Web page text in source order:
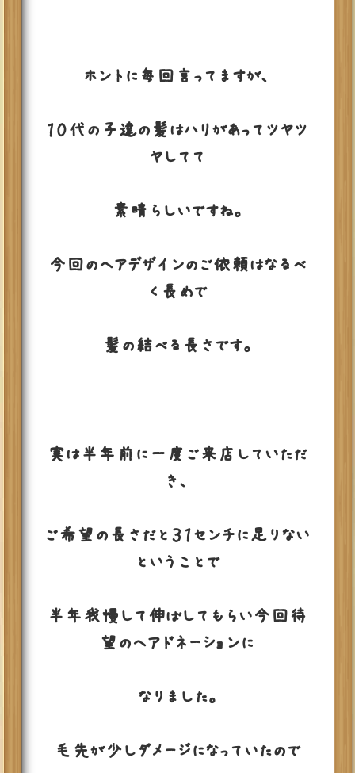
ホントに毎回言ってますが、
１０代の子達の髪はハリがあってツヤツ
ヤしてて
素晴らしいですね。
今回のヘアデザインのご依頼はなるべ
く長めで
髪の結べる長さです。
実は半年前に一度ご来店していただ
き、
ご希望の長さだと３１センチに足りない
ということで
半年我慢して伸ばしてもらい今回待
望のヘアドネーションに
なりました。
毛先が少しダメージになっていたので